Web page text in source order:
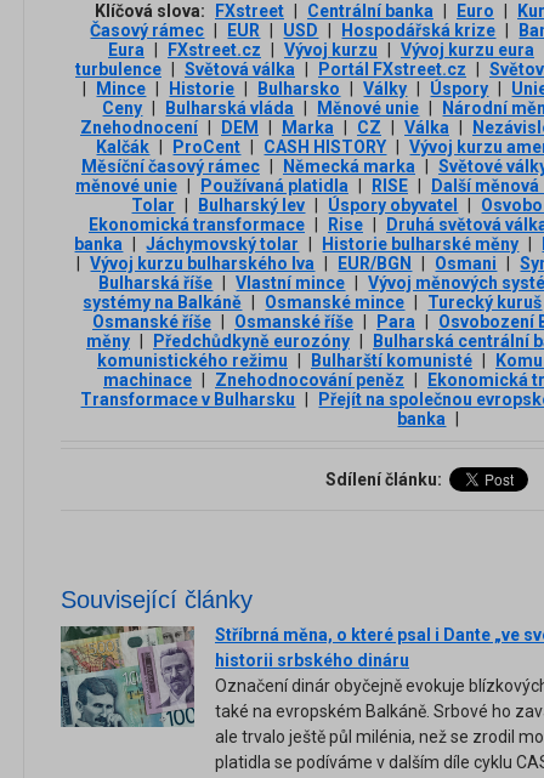
Klíčová slova: FXstreet Centrální banka Euro
Časový rámec
EUR USD Hospodářská krize
Eura
FXstreet.cz Vývoj kurzu
Vývoj kurzu eura
turbulence
Světová válka Portál FXstreet.cz
Mince Historie Bulharsko Války Úspory
Ceny
Bulharská vláda Měnové unie
Národní
Znehodnocení
DEM Marka CZ Válka
Kalčák
ProCent CASH HISTORY
Vývoj kurzu
Měsíční časový rámec
Německá marka
Světové
měnové unie
Používaná platidla RISE
Další
Tolar
Bulharský lev Úspory obyvatel
Ekonomická transformace
Rise
Druhá světová
banka
Jáchymovský tolar Historie bulharské měny
Vývoj kurzu bulharského lva EUR/BGN Osmani
Bulharská říše
Vlastní mince
Vývoj měnových
systémy na Balkáně
Osmanské mince
Turecký kuruš
Osmanské říše
Osmanské říše Para
Osvobození
měny
Předchůdkyně eurozóny
Bulharská centrální
komunistického režimu
Bulharští komunisté
machinace
Znehodnocování peněz
Ekonomická
Transformace v Bulharsku
Přejít na společnou
banka
Sdílení článku:
Související články
Stříbrná měna, o které psal i Dante „ve
historii srbského dináru
Označení dinár obyčejně evokuje
také na evropském Balkáně. Srbové ho
ale trvalo ještě půl milénia, než se zrodil
platidla se podíváme v dalším díle cyklu